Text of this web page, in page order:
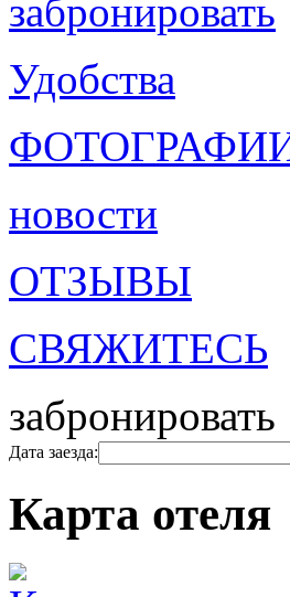
забронировать
Удобства
новости
ОТЗЫВЫ
СВЯЖИТЕСЬ
забронировать
Дата заезда:
Карта отеля